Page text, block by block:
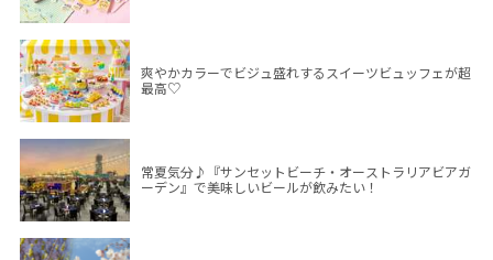
爽やかカラーでビジュ盛れするスイーツビュッフェが超
最高♡
常夏気分♪『サンセットビーチ・オーストラリアビアガ
ーデン』で美味しいビールが飲みたい！